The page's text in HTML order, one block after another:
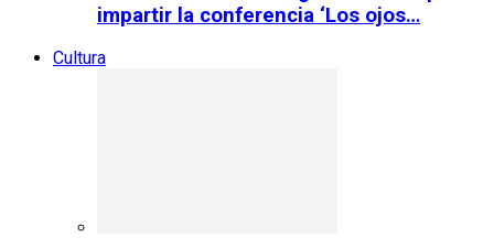
impartir la conferencia ‘Los ojos…
Cultura